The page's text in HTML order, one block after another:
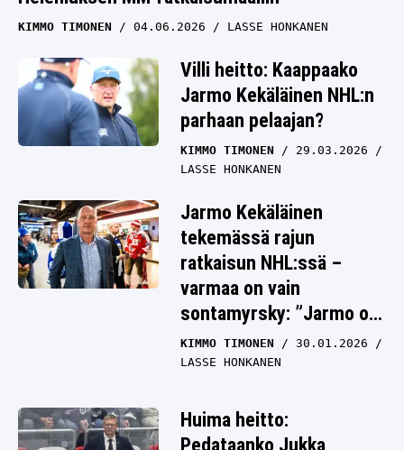
KIMMO TIMONEN 04.06.2026 LASSE HONKANEN
Villi heitto: Kaappaako
Jarmo Kekäläinen NHL:n
parhaan pelaajan?
KIMMO TIMONEN
29.03.2026
LASSE HONKANEN
Jarmo Kekäläinen
tekemässä rajun
ratkaisun NHL:ssä –
varmaa on vain
sontamyrsky: ”Jarmo on
pahassa paikassa”
KIMMO TIMONEN
30.01.2026
LASSE HONKANEN
Huima heitto:
Pedataanko Jukka